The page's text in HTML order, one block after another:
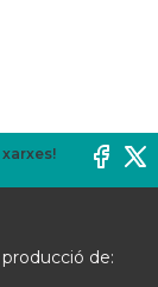
producció de: